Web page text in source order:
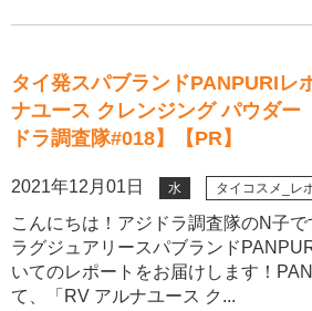
タイ発スパブランドPANPURIレ
ナユース クレンジング パウダー
ドラ調査隊#018】【PR】
2021年12月01日 水 タイコスメ_レ
こんにちは！アジドラ調査隊のN子
ラグジュアリースパブランド
いてのレポートをお届けします！
て、「RV アルナユース ク...